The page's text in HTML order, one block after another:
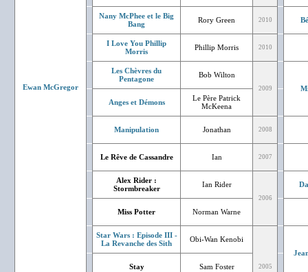
Ewan McGregor
Nany McPhee et le Big
Bang
Rory Green 2010
I Love You Phillip
Morris
Phillip Morris 2010
Les Chèvres du
Pentagone
Bob Wilton
2009
Anges et Démons
Le Père Patrick
McKeena
Manipulation Jonathan 2008
Le Rêve de Cassandre Ian 2007
Alex Rider :
Stormbreaker
Ian Rider
2006
Miss Potter Norman Warne
Star Wars : Episode III -
La Revanche des Sith
Obi-Wan Kenobi
2005
Stay
Sam Foster